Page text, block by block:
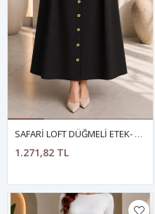
SAFARİ LOFT DÜĞMELİ ETEK- SİYAH
1.271,82 TL